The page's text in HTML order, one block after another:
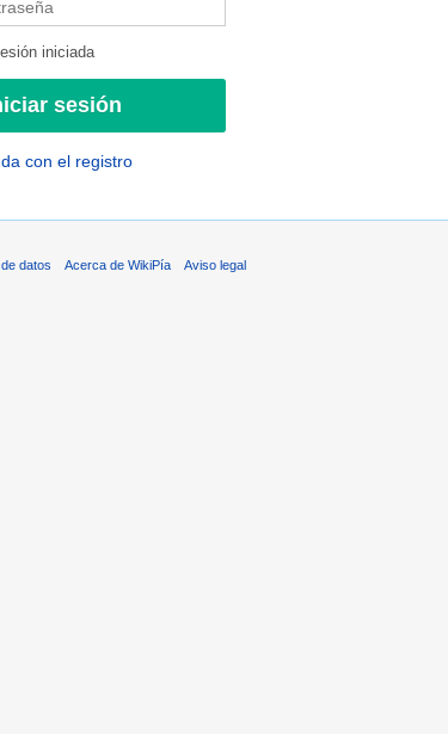
iniciada
con el registro
datos Acerca de WikiPía Aviso legal